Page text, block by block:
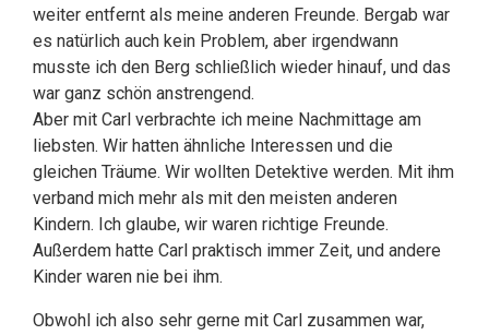
weiter entfernt als meine anderen Freunde. Bergab war
es natürlich auch kein Problem, aber irgendwann
musste ich den Berg schließlich wieder hinauf, und das
war ganz schön anstrengend.
Aber mit Carl verbrachte ich meine Nachmittage am
liebsten. Wir hatten ähnliche Interessen und die
gleichen Träume. Wir wollten Detektive werden. Mit ihm
verband mich mehr als mit den meisten anderen
Kindern. Ich glaube, wir waren richtige Freunde.
Außerdem hatte Carl praktisch immer Zeit, und andere
Kinder waren nie bei ihm.
Obwohl ich also sehr gerne mit Carl zusammen war,